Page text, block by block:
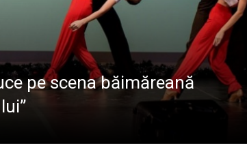
Mare, gazda unui eveniment internațional
pe scena băimăreană